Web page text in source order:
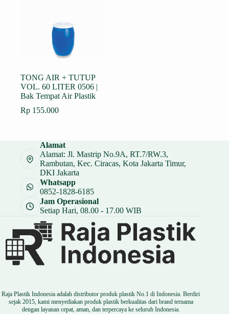
TONG AIR + TUTUP
VOL. 60 LITER 0506 |
Bak Tempat Air Plastik
Rp 155.000
Alamat
Alamat: Jl. Mastrip No.9A, RT.7/RW.3,
Rambutan, Kec. Ciracas, Kota Jakarta Timur,
DKI Jakarta
Whatsapp
0852-1828-6185
Jam Operasional
Setiap Hari, 08.00 - 17.00 WIB
Raja Plastik Indonesia adalah distributor produk plastik No.1 di Indonesia. Berdiri
sejak 2015, kami menyediakan produk plastik berkualitas dari brand ternama
dengan layanan cepat, aman, dan terpercaya ke seluruh Indonesia.